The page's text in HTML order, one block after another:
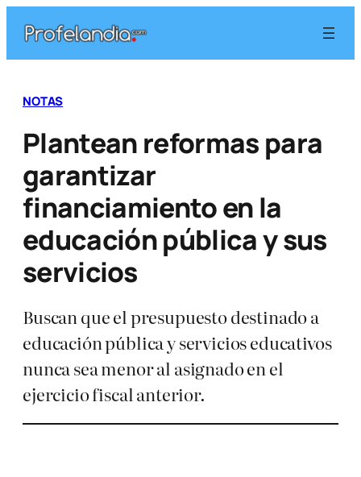
contenido
NOTAS
Plantean reformas para
garantizar
financiamiento en la
educación pública y sus
servicios
Buscan que el presupuesto destinado a
educación pública y servicios educativos
nunca sea menor al asignado en el
ejercicio fiscal anterior.